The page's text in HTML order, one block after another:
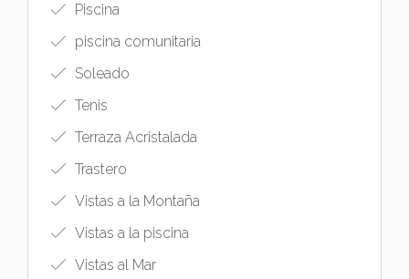
Piscina
piscina comunitaria
Soleado
Tenis
Terraza Acristalada
Trastero
Vistas a la Montaña
Vistas a la piscina
Vistas al Mar